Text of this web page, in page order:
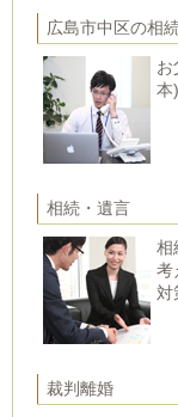
広島市中区の相
お
本
相続・遺言
相
考
対
裁判離婚